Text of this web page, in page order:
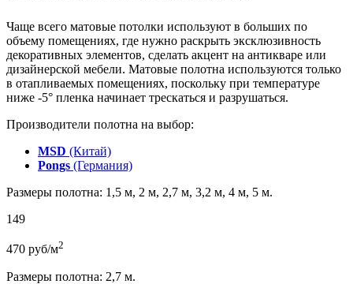
Чаще всего матовые потолки используют в больших по
объему помещениях, где нужно раскрыть эксклюзивность
декоративных элементов, сделать акцент на антикваре или
дизайнерской мебели. Матовые полотна используются только
в отапливаемых помещениях, поскольку при температуре
ниже -5° пленка начинает трескаться и разрушаться.
Производители полотна на выбор:
MSD (Китай)
Pongs (Германия)
Размеры полотна: 1,5 м, 2 м, 2,7 м, 3,2 м, 4 м, 5 м.
149
470 руб/м2
Размеры полотна: 2,7 м.